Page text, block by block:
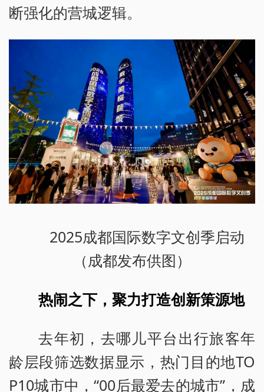
断强化的营城逻辑。
2025成都国际数字文创季启动
（成都发布供图）
热闹之下，聚力打造创新策源地
去年初，去哪儿平台出行旅客年
龄层段筛选数据显示，热门目的地TO
P10城市中，“00后最爱去的城市”，成